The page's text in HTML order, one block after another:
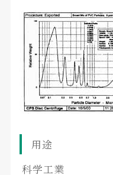
用途
科学工業